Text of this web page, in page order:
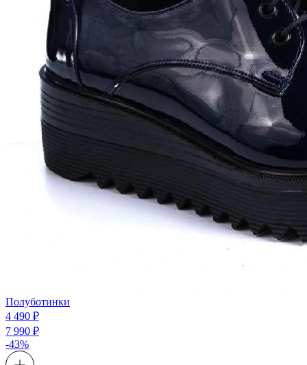
Полуботинки
4 490 ₽
7 990 ₽
-43%